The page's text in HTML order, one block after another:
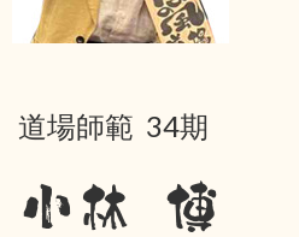
道場師範 34期
小林 博